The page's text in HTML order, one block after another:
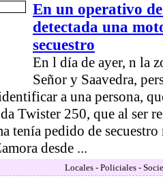
En un operativo
detectada una
secuestro
En l día de ayer, n la
Señor y Saavedra,
a una persona,
Twister 250, que al ser
tenía pedido de
desde ...
Locales - Policiales -